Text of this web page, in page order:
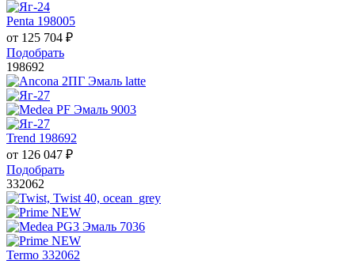
Penta 198005
от 125 704 ₽
Подобрать
198692
Trend 198692
от 126 047 ₽
Подобрать
332062
Termo 332062